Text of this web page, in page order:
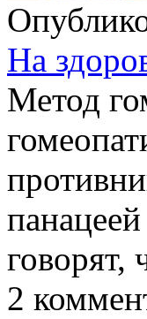
На
Метод
2